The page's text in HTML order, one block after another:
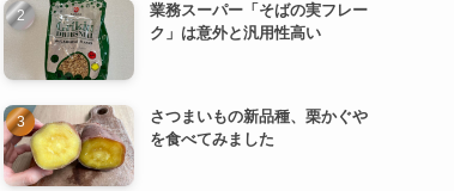
業務スーパー「そばの実フレー
ク」は意外と汎用性高い
さつまいもの新品種、栗かぐや
を食べてみました